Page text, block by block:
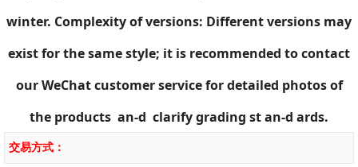
winter. Complexity of versions: Different versions may
exist for the same style; it is recommended to contact
our WeChat customer service for detailed photos of
the products an-d clarify grading st an-d ards.
交易方式：